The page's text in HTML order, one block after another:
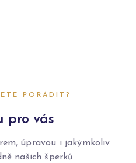
PORADIT?
pro vás
úpravou i jakýmkoliv
našich šperků